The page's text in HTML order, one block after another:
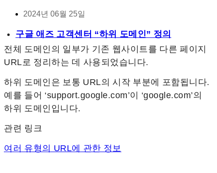
2024년 06월 25일
구글 애즈 고객센터 “하위 도메인” 정의
전체 도메인의 일부가 기존 웹사이트를 다른 페이지
URL로 정리하는 데 사용되었습니다.
하위 도메인은 보통 URL의 시작 부분에 포함됩니다.
예를 들어 ‘support.google.com’이 ‘google.com’의
하위 도메인입니다.
관련 링크
여러 유형의 URL에 관한 정보